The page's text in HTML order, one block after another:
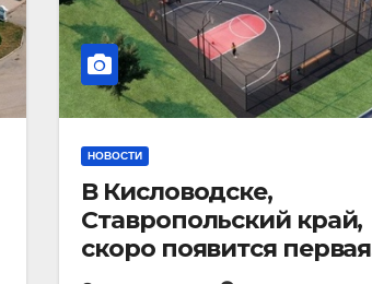
НОВОСТИ
В Кисловодске,
Ставропольский край,
скоро появится первая
«умная площадка».